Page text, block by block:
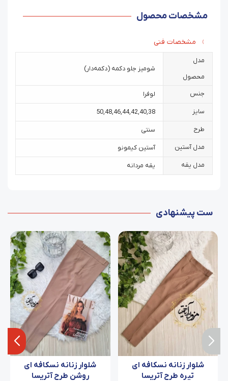
مشخصات محصول
مشخصات فنی
مدل
محصول
شومیز جلو دکمه (دکمه‌دار)
جنس لوفرا
سایز 38
,
40
,
42
,
44
,
46
,
48
,
50
طرح سنتی
مدل آستین آستین کیمونو
مدل یقه یقه مردانه
ست پیشنهادی
شلوار زنانه نسکافه ای
تیره طرح آتریسا
شلوار زنانه نسکافه ای
روشن طرح آتریسا